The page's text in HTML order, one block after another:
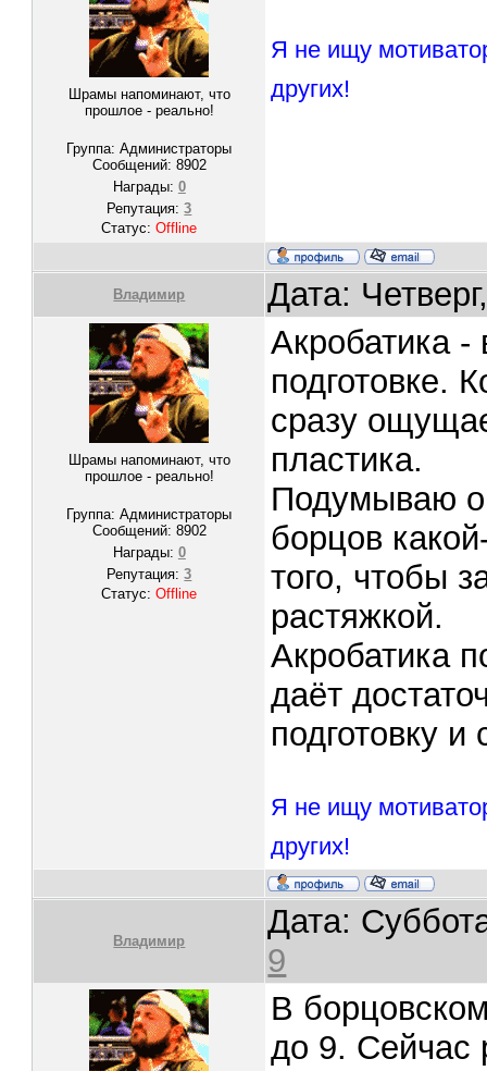
Шрамы напоминают, что
прошлое - реально!
Группа: Администраторы
Сообщений: 8902
Награды: 0
Репутация:3
Статус:Offline
Я не ищу
других!
Владимир Дата:
Шрамы напоминают, что
прошлое - реально!
Группа: Администраторы
Сообщений: 8902
Награды: 0
Репутация:3
Статус:Offline
Акробатика
подготовке.
сразу
пластика.
Подумываю о
борцов
того, чтобы
растяжкой.
Акробатика
даёт
подготовку
Я не ищу
других!
Владимир
Дата:
9
В
до 9. Сейчас